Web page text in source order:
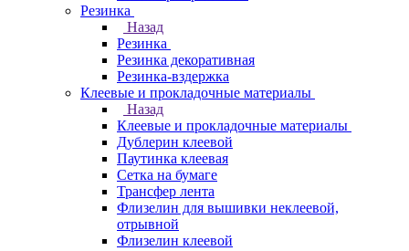
Резинка
Назад
Резинка
Резинка декоративная
Резинка-вздержка
Клеевые и прокладочные материалы
Назад
Клеевые и прокладочные материалы
Дублерин клеевой
Паутинка клеевая
Сетка на бумаге
Трансфер лента
Флизелин для вышивки неклеевой,
отрывной
Флизелин клеевой